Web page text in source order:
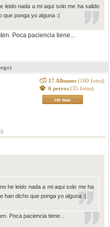
leido nada a mi aqui solo me ha salido
que ponga yo alguna :(
Poca paciencia tiene...
17 Albumes (100 fotos)
6 perros (35 fotos)
ver mas
he leido nada a mi aqui solo me ha
han dicho que ponga yo alguna :(
Poca paciencia tiene...